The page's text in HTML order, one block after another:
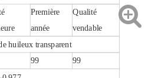
Première
année
Qualité
vendable
huileux transparent
99 99